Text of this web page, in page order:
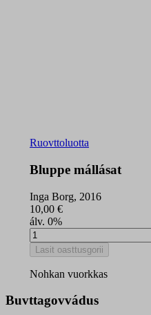
Ruovttoluotta
Bluppe mállásat
Inga Borg, 2016
10,00 €
álv. 0%
Bluppe
mállásat
quantity
Lasit oasttusgorii
Nohkan vuorkkas
Buvttagovvádus